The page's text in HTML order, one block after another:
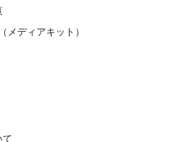
ディアキット）
て